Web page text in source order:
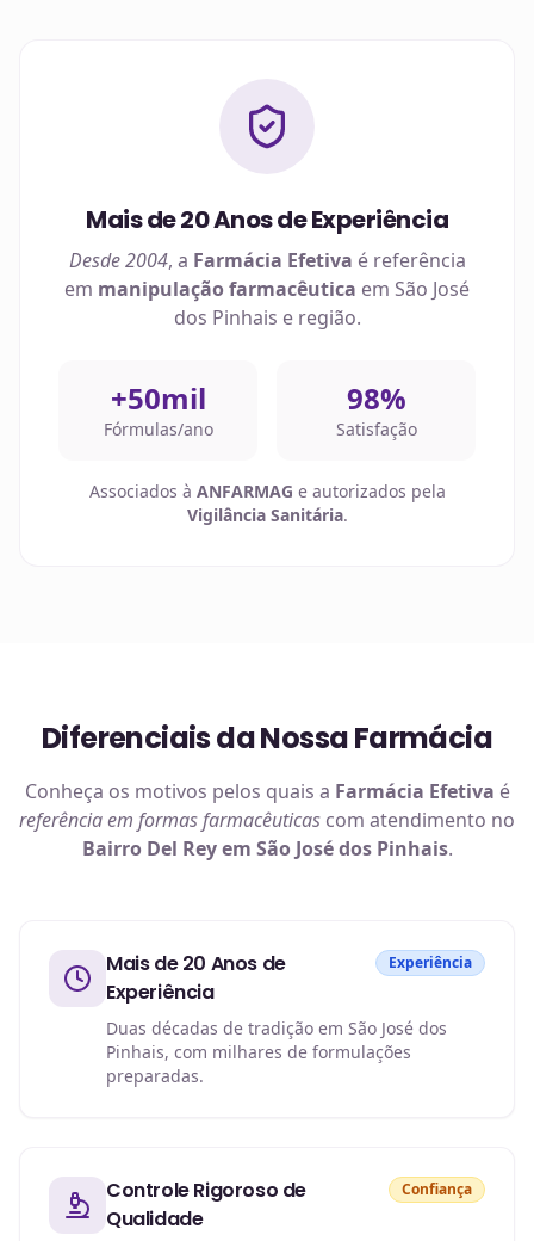
Mais de 20 Anos de Experiência
Desde 2004, a Farmácia Efetiva é referência
em manipulação farmacêutica em São José
dos Pinhais e região.
+50mil
Fórmulas/ano
98%
Satisfação
Associados à ANFARMAG e autorizados pela
Vigilância Sanitária.
Diferenciais da Nossa Farmácia
Conheça os motivos pelos quais a Farmácia Efetiva é
referência em formas farmacêuticas com atendimento no
Bairro Del Rey em São José dos Pinhais.
Mais de 20 Anos de
Experiência
Experiência
Duas décadas de tradição em São José dos
Pinhais, com milhares de formulações
preparadas.
Controle Rigoroso de
Qualidade
Confiança